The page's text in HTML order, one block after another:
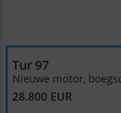
Tur 97
Nieuwe motor,
28.800 EUR